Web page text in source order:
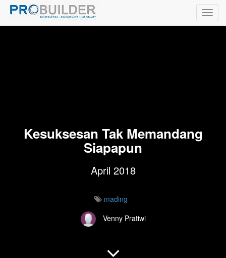
Kesuksesan Tak Memandang
Siapapun
April 2018
mading
Venny Pratiwi